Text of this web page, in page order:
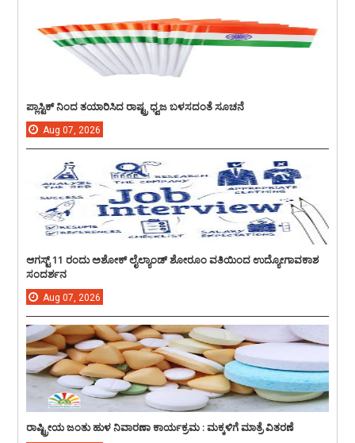
ಪ್ಲಾಸ್ಟಿಕ್ ನಿಂದ ತಯಾರಿಸಿದ ರಾಷ್ಟ್ರ ಧ್ವಜ ಬಳಸದಂತೆ ಸೂಚನೆ
Aug 07, 2026
ಆಗಸ್ಟ್ 11 ರಂದು ಅಶೋಕ್ ಲೈಲ್ಯಾಂಡ್ ಶೋರೂಂ ವತಿಯಿಂದ ಉದ್ಯೋಗಾವಕಾಶ
ಸಂದರ್ಶನ
Aug 07, 2026
ರಾಷ್ಟ್ರೀಯ ಜಂತು ಹುಳ ನಿವಾರಣಾ ಕಾರ್ಯಕ್ರಮ : ಮಕ್ಕಳಿಗೆ ಮಾತ್ರೆ ವಿತರಣೆ